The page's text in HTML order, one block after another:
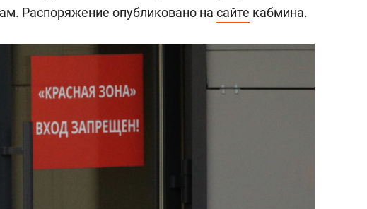
Распоряжение опубликовано на сайте кабмина.
Рекомендуем
Психотерапевт «Фороса»:
«Директорский невроз» –
свою сверхнагрузку
Рекомендуем
Дизайнер-прораб
для меня это